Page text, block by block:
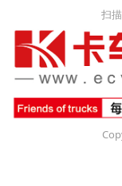
扫